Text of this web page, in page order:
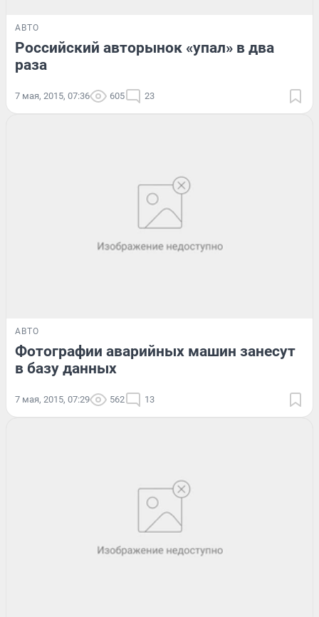
АВТО
Российский авторынок «упал» в два
раза
7 мая, 2015, 07:36 605 23
АВТО
Фотографии аварийных машин занесут
в базу данных
7 мая, 2015, 07:29 562 13